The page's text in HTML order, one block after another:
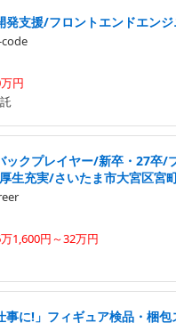
発支援/フロントエンドエン
円
ックプレイヤー/新卒・27卒/
生充実/さいたま市大宮区宮
1,600円～32万円
事に!」フィギュア検品・梱